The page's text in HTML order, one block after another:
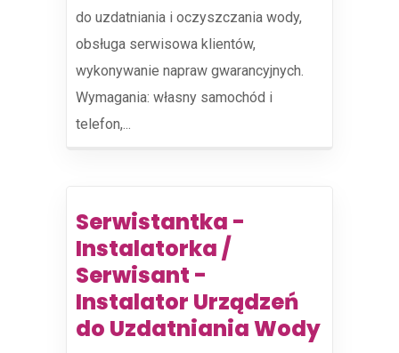
do uzdatniania i oczyszczania wody,
obsługa serwisowa klientów,
wykonywanie napraw gwarancyjnych.
Wymagania: własny samochód i
telefon,...
Serwistantka -
Instalatorka /
Serwisant -
Instalator Urządzeń
do Uzdatniania Wody